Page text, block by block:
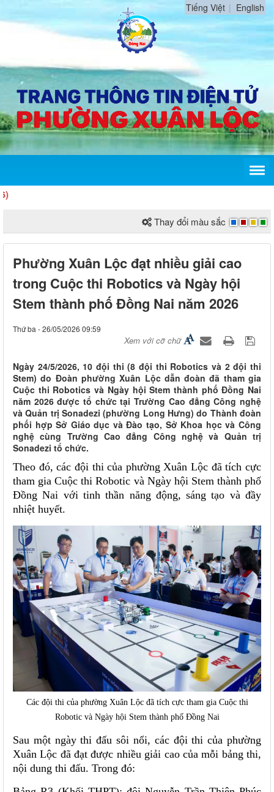
Tiếng Việt English
Thay đổi màu sắc
Phường Xuân Lộc đạt nhiều giải cao
trong Cuộc thi Robotics và Ngày hội
Stem thành phố Đồng Nai năm 2026
Thứ ba - 26/05/2026 09:59
Xem với cỡ chữ
Ngày 24/5/2026, 10 đội thi (8 đội thi Robotics và 2 đội thi
Stem) do Đoàn phường Xuân Lộc dẫn đoàn đã tham gia
Cuộc thi Robotics và Ngày hội Stem thành phố Đồng Nai
năm 2026 được tổ chức tại Trường Cao đẳng Công nghệ
và Quản trị Sonadezi (phường Long Hưng) do Thành đoàn
phối hợp Sở Giáo dục và Đào tạo, Sở Khoa học và Công
nghệ cùng Trường Cao đẳng Công nghệ và Quản trị
Sonadezi tổ chức.
Theo đó, các đội thi của phường Xuân Lộc đã tích cực
tham gia Cuộc thi Robotic và Ngày hội Stem thành phố
Đồng Nai với tinh thần năng động, sáng tạo và đầy
nhiệt huyết.
Các đội thi của phường Xuân Lộc đã tích cực tham gia Cuộc thi
Robotic và Ngày hội Stem thành phố Đồng Nai
Sau một ngày thi đấu sôi nổi, các đội thi của phường
Xuân Lộc đã đạt được nhiều giải cao của mỗi bảng thi,
nội dung thi đấu. Trong đó: